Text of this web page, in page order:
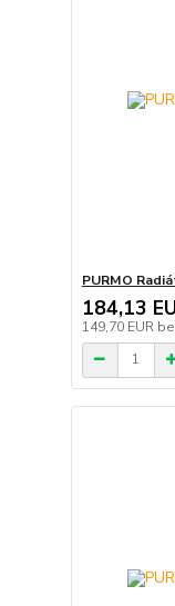
PURMO
184,13
149,70 EUR